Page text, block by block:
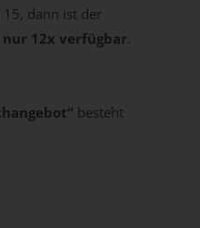
15, dann ist der
nur 12x verfügbar.
besteht